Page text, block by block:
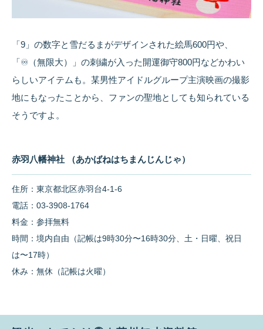
「9」の数字と雪だるまがデザインされた絵馬600円や、
「♾️（無限大）」の刺繍が入った開運御守800円などかわい
らしいアイテムも。某男性アイドルグループ主演映画の撮影
地にもなったことから、ファンの聖地としても知られている
そうですよ。
赤羽八幡神社 （あかばねはちまんじんじゃ）
住所：東京都北区赤羽台4-1-6
電話：03-3908-1764
料金：参拝無料
時間：境内自由（記帳は9時30分〜16時30分、土・日曜、祝日
は〜17時）
休み：無休（記帳は火曜）